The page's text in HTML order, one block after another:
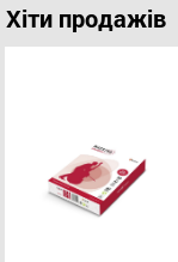
Хіти продажів